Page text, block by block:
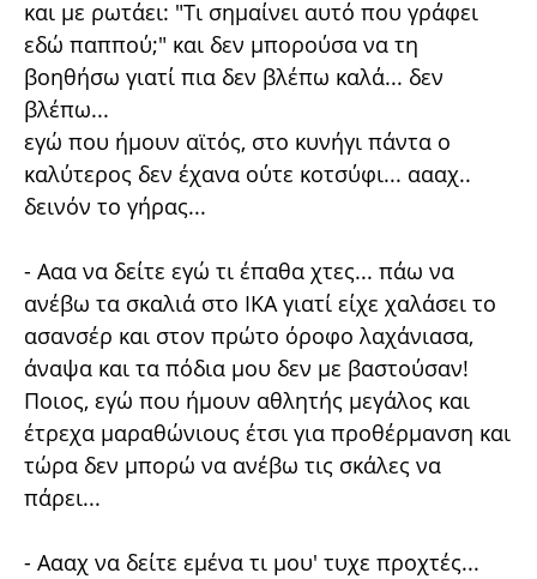
και με ρωτάει: "Τι σημαίνει αυτό που γράφει
εδώ παππού;" και δεν μπορούσα να τη
βοηθήσω γιατί πια δεν βλέπω καλά... δεν
βλέπω...
εγώ που ήμουν αϊτός, στο κυνήγι πάντα ο
καλύτερος δεν έχανα ούτε κοτσύφι... αααχ..
δεινόν το γήρας...
- Ααα να δείτε εγώ τι έπαθα χτες... πάω να
ανέβω τα σκαλιά στο ΙΚΑ γιατί είχε χαλάσει το
ασανσέρ και στον πρώτο όροφο λαχάνιασα,
άναψα και τα πόδια μου δεν με βαστούσαν!
Ποιος, εγώ που ήμουν αθλητής μεγάλος και
έτρεχα μαραθώνιους έτσι για προθέρμανση και
τώρα δεν μπορώ να ανέβω τις σκάλες να
πάρει...
- Αααχ να δείτε εμένα τι μου' τυχε προχτές...